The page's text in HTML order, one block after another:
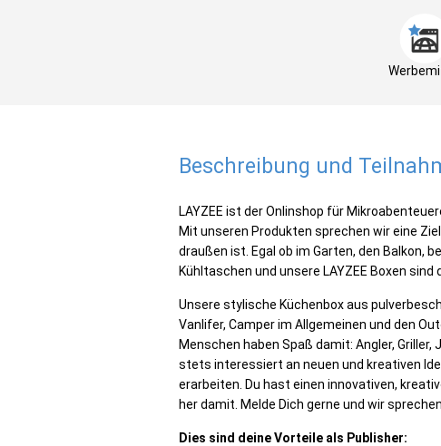
Beschreibung und
LAYZEE ist der Onlinshop für
Mit unseren Produkten sprechen wir eine
draußen ist. Egal ob im Garten, den Balkon,
Kühltaschen und unsere LAYZEE Boxen
Unsere stylische Küchenbox aus
Vanlifer, Camper im Allgemeinen und den
Menschen haben Spaß damit: Angler, Griller,
stets interessiert an neuen und kreativen
erarbeiten. Du hast einen innovativen,
her damit. Melde Dich gerne und wir
Dies sind deine Vorteile als Publisher: